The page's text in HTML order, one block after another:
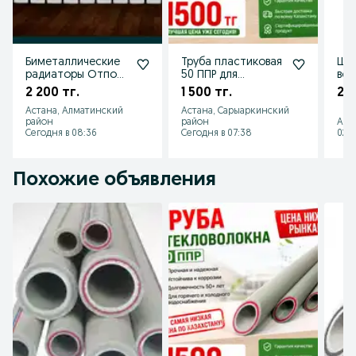
Биметаллические
радиаторы Отпом
и в розницу
2 200 тг.
Астана, Алматинский
район
Сегодня в 08:36
Труба пластиковая
50 ППР для
отопление оптом
1 500 тг.
Астана, Сарыаркинский
район
Сегодня в 07:38
02
Похожие объявления